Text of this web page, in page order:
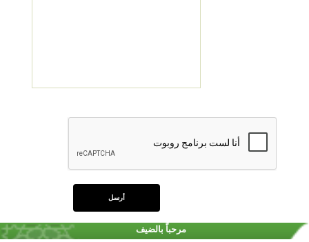
مرحباً بالضيف